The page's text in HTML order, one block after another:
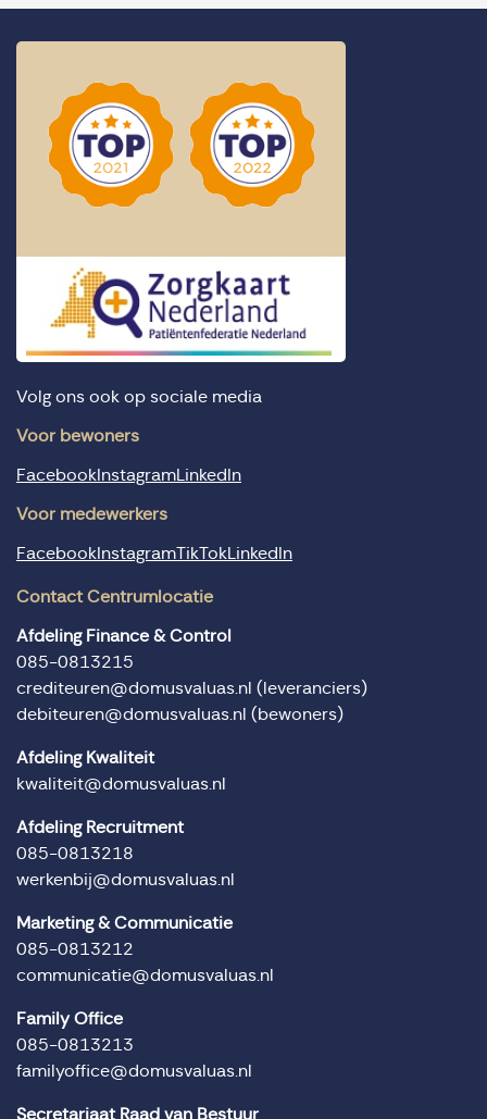
Volg ons ook op sociale media
Voor bewoners
Facebook Instagram LinkedIn
Voor medewerkers
Facebook InstagramTikTok LinkedIn
Contact Centrumlocatie
Afdeling Finance & Control
085-0813215
crediteuren@domusvaluas.nl (leveranciers)
debiteuren@domusvaluas.nl (bewoners)
Afdeling Kwaliteit
kwaliteit@domusvaluas.nl
Afdeling Recruitment
085-0813218
werkenbij@domusvaluas.nl
Marketing & Communicatie
085-0813212
communicatie@domusvaluas.nl
Family Office
085-0813213
familyoffice@domusvaluas.nl
Secretariaat Raad van Bestuur